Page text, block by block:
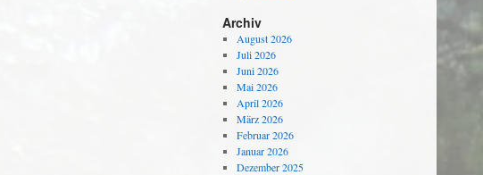
Archiv
August 2026
Juli 2026
Juni 2026
Mai 2026
April 2026
März 2026
Februar 2026
Januar 2026
Dezember 2025